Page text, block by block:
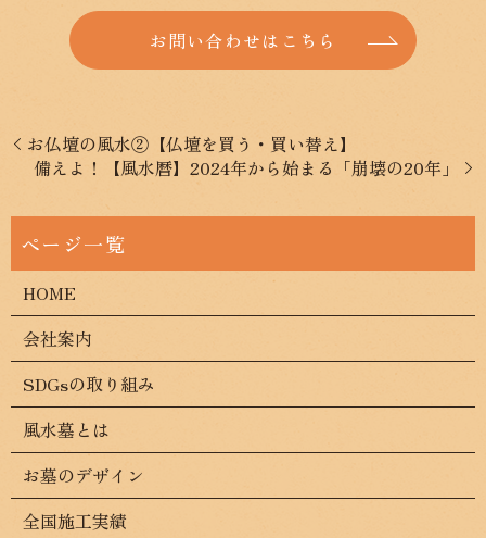
お問い合わせはこちら
お仏壇の風水②【仏壇を買う・買い替え】
備えよ！【風水暦】2024年から始まる「崩壊の20年」
HOME
会社案内
SDGsの取り組み
風水墓とは
お墓のデザイン
全国施工実績